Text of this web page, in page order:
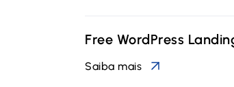
Free WordPress
Saiba mais